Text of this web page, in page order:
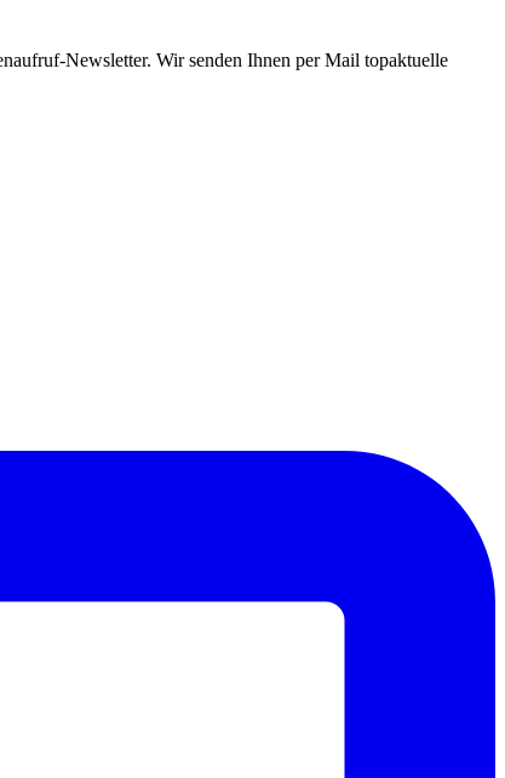
Newsletter. Wir senden Ihnen per Mail topaktuelle